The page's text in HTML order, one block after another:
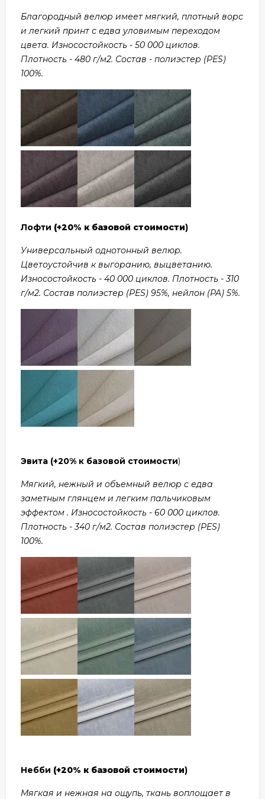
Благородный велюр имеет мягкий, плотный ворс
и легкий принт с едва уловимым переходом
цвета. Износостойкость - 50 000 циклов.
Плотность - 480 г/м2. Состав - полиэстер (PES)
100%.
Лофти (+20% к базовой стоимости)
Универсальный однотонный велюр.
Цветоустойчив к выгоранию, выцветанию.
Износостойкость - 40 000 циклов. Плотность - 310
г/м2. Состав полиэстер (PES) 95%, нейлон (PA) 5%.
Эвита (+20% к базовой стоимости)
Мягкий, нежный и объемный велюр с едва
заметным глянцем и легким пальчиковым
эффектом . Износостойкость - 60 000 циклов.
Плотность - 340 г/м2. Состав полиэстер (PES)
100%.
Небби (+20% к базовой стоимости)
Мягкая и нежная на ощупь, ткань воплощает в